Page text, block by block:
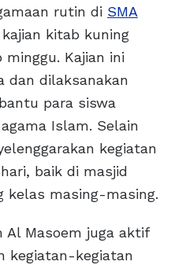
rutin di SMA
kitab kuning
Kajian ini
dan dilaksanakan
para siswa
Islam. Selain
kegiatan
baik di masjid
kelas masing-masing.
Al Masoem juga aktif
kegiatan-kegiatan